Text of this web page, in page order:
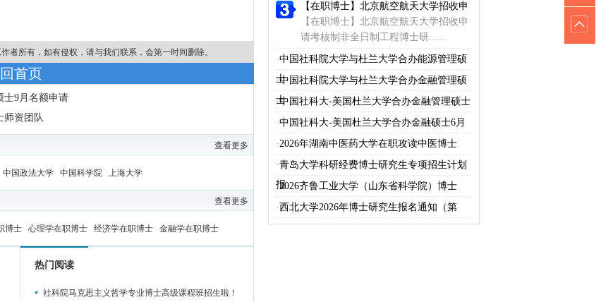
者所有，如有侵权，请与我们联系，会第一时间删除。
首页
士9月名额申请
师资团队
查看更多
中国政法大学 中国科学院 上海大学
查看更多
博士 心理学在职博士 经济学在职博士 金融学在职博士
业课参考书
热门阅读
社科院马克思主义哲学专业博士高级课程班招生啦！
【在职博士】北京航空航天大学招收申
【在职博士】北京航空航天大学招收申
请考核制非全日制工程博士研......
·中国社科院大学与杜兰大学合办能源管理硕
士
·中国社科院大学与杜兰大学合办金融管理硕
士
·中国社科大-美国杜兰大学合办金融管理硕士
·中国社科大-美国杜兰大学合办金融硕士6月
·2026年湖南中医药大学在职攻读中医博士
·青岛大学科研经费博士研究生专项招生计划
报
·2026齐鲁工业大学（山东省科学院）博士
·西北大学2026年博士研究生报名通知（第